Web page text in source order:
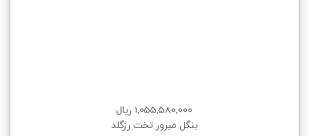
1,055,580,000 ریال
بنگل میرور تخت رزگلد